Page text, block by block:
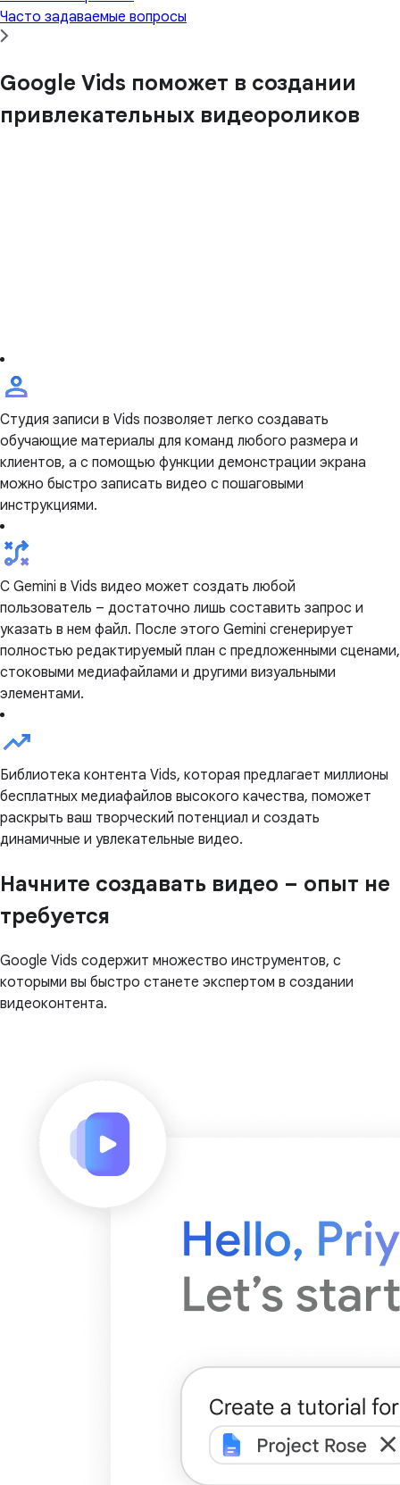
Часто задаваемые вопросы
Google Vids поможет в создании
привлекательных видеороликов
Студия записи в Vids позволяет легко создавать
обучающие материалы для команд любого размера и
клиентов, а с помощью функции демонстрации экрана
можно быстро записать видео с пошаговыми
инструкциями.
С Gemini в Vids видео может создать любой
пользователь – достаточно лишь составить запрос и
указать в нем файл. После этого Gemini сгенерирует
полностью редактируемый план с предложенными сценами,
стоковыми медиафайлами и другими визуальными
элементами.
Библиотека контента Vids, которая предлагает миллионы
бесплатных медиафайлов высокого качества, поможет
раскрыть ваш творческий потенциал и создать
динамичные и увлекательные видео.
Начните создавать видео – опыт не
требуется
Google Vids содержит множество инструментов, с
которыми вы быстро станете экспертом в создании
видеоконтента.